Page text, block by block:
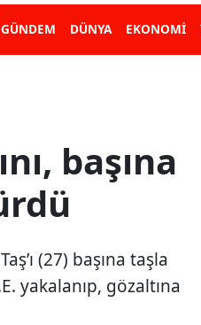
GÜNDEM DÜNYA EKONOMİ
başına
(27) başına taşla
yakalanıp, gözaltına